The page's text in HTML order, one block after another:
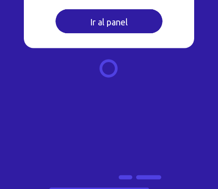
Ir al panel